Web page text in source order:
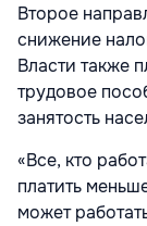
Второе
снижение
Власти также
трудовое
занятость
«Все, кто
платить
может